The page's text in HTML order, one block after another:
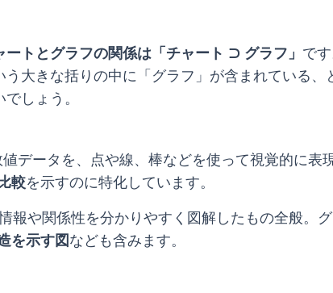
ートとグラフの関係は「チャート ⊃ グラフ」 で
う大きな括りの中に「グラフ」が含まれている、
しょう。
値データを、点や線、棒などを使って視覚的に表
較を示すのに特化しています。
報や関係性を分かりやすく図解したもの全般。
を示す図なども含みます。